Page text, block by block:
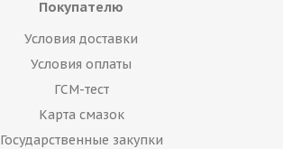
Покупателю
Условия доставки
Условия оплаты
ГСМ-тест
Карта смазок
Государственные закупки